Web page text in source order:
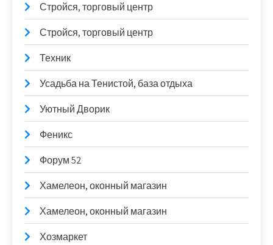
Стройся, торговый центр
Стройся, торговый центр
Техник
Усадьба на Тенистой, база отдыха
Уютный Дворик
Феникс
Форум 52
Хамелеон, оконный магазин
Хамелеон, оконный магазин
Хозмаркет